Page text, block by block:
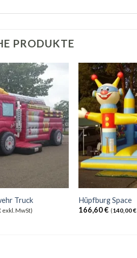
PRODUKTE
Truck
exkl. MwSt)
Hüpfburg Space
166,60€ (140,00€